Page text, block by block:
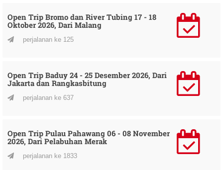
Open Trip Bromo dan River Tubing 17 - 18
Oktober 2026, Dari Malang
perjalanan ke 125
Open Trip Baduy 24 - 25 Desember 2026, Dari
Jakarta dan Rangkasbitung
perjalanan ke 637
Open Trip Pulau Pahawang 06 - 08 November
2026, Dari Pelabuhan Merak
perjalanan ke 1833